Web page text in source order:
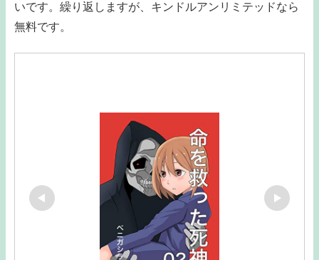
いです。繰り返しますが、キンドルアンリミテッドなら
無料です。